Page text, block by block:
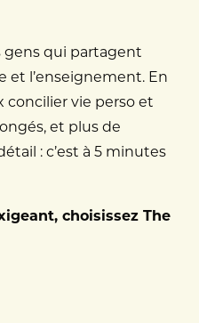
gens qui partagent
et l’enseignement. En
concilier vie perso et
et plus de
: c’est à 5 minutes
choisissez The
Durée